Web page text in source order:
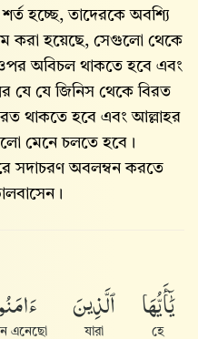
হচ্ছে, তাদেরকে অবশ্যি
করা হয়েছে, সেগুলো থেকে
অবিচল থাকতে হবে এবং
যে যে জিনিস থেকে বিরত
থাকতে হবে এবং আল্লাহর
মেনে চলতে হবে।
সদাচরণ অবলম্বন করতে
يَٰٓأَيُّهَا
হে
ٱلَّذِينَ
যারা
এনেছো